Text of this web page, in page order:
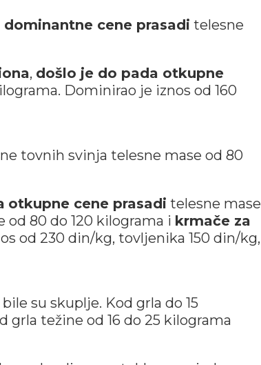
dominantne cene prasadi telesne
, došlo je do pada otkupne
Dominirao je iznos od 160
tovnih svinja telesne mase od 80
otkupne cene prasadi telesne mase
od 80 do 120 kilograma i krmače za
od 230 din/kg, tovljenika 150 din/kg,
su skuplje. Kod grla do 15
grla težine od 16 do 25 kilograma